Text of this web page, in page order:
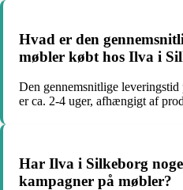
Hvad er den
møbler købt hos Ilva i
Den gennemsnitlige
er ca. 2-4 uger, afhængigt af
Har Ilva i Silkeborg
kampagner på møbler?